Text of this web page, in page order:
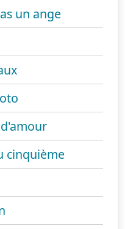
un ange
cinquième